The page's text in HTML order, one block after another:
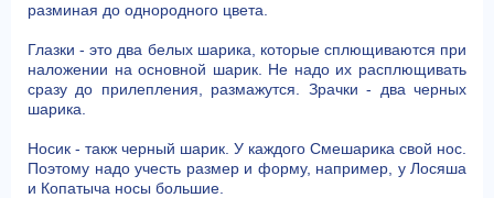
разминая до однородного цвета.
Глазки - это два белых шарика, которые сплющиваются при
наложении на основной шарик. Не надо их расплющивать
сразу до прилепления, размажутся. Зрачки - два черных
шарика.
Носик - такж черный шарик. У каждого Смешарика свой нос.
Поэтому надо учесть размер и форму, например, у Лосяша
и Копатыча носы большие.